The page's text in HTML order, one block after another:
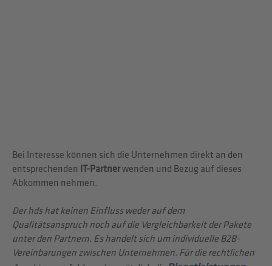
Bei Interesse können sich die Unternehmen direkt an den
entsprechenden IT-Partnerwenden und Bezug auf dieses
Abkommen nehmen.
Der hds hat keinen Einfluss weder auf dem
Qualitätsanspruch noch auf die Vergleichbarkeit der Pakete
unter den Partnern. Es handelt sich um individuelle B2B-
Vereinbarungen zwischen Unternehmen. Für die rechtlichen